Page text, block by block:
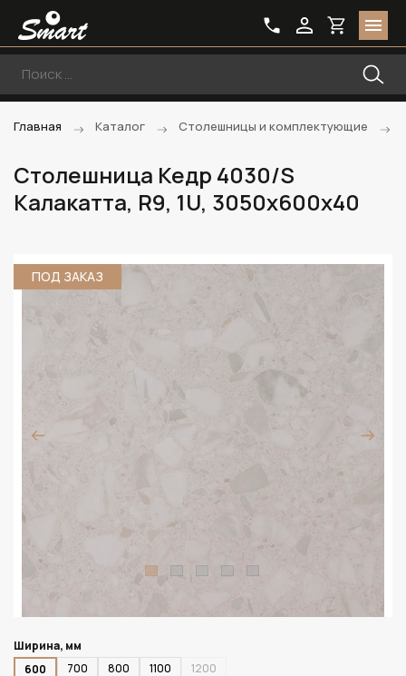
Главная Каталог Столешницы и комплектующие
Столешница Кедр 4030/S
Калакатта, R9, 1U, 3050х600х40
ПОД ЗАКАЗ
Ширина, мм
600
700 800 1100
1200